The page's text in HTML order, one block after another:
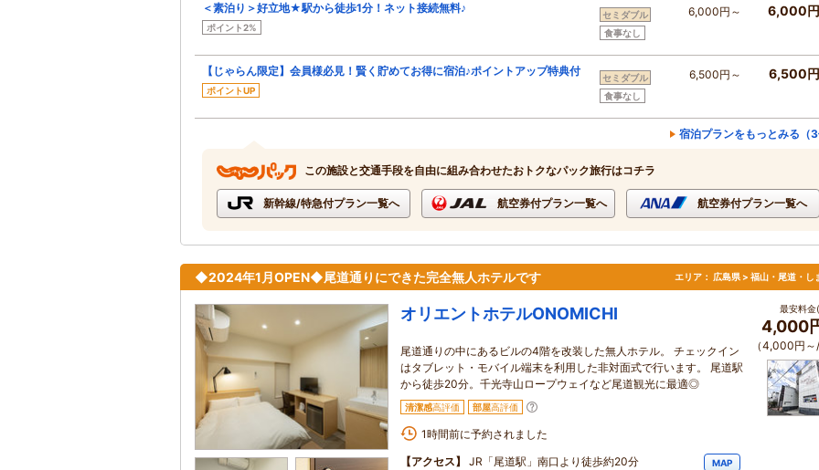
＜素泊り＞好立地★駅から徒歩1分！ネット接続無料♪
ポイント2%
セミダブル
食事なし
6,000円～ 6,000
【じゃらん限定】会員様必見！賢く貯めてお得に宿泊♪ポイントアップ特典付
ポイントUP
セミダブル
食事なし
6,500円～ 6,500
宿泊プランをもっとみる（3
この施設と交通手段を自由に組み合わせたおトクなパック旅行はコチラ
新幹線/特急付プラン一覧へ 航空券付プラン一覧へ 航空券付プラン一覧へ
◆2024年1月OPEN◆尾道通りにできた完全無人ホテルです エリア： 広島県 > 福山・尾道・し
オリエントホテルONOMICHI
尾道通りの中にあるビルの4階を改装した無人ホテル。 チェックイン
はタブレット・モバイル端末を利用した非対面式で行います。 尾道駅
から徒歩20分。千光寺山ロープウェイなど尾道観光に最適◎
清潔感高評価 部屋高評価
1時間前に予約されました
【アクセス】
JR「尾道駅」南口より徒歩約20分 MAP
最安料金
4,000
（4,000円～/